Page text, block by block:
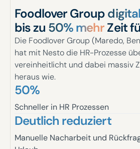
Foodlover Group
bis zu 50% mehrZeit
Die Foodlover Group (Maredo,
hat mit Nesto die HR-Prozesse
vereinheitlicht und dabei massiv
heraus wie.
50%
Schneller in HR Prozessen
Deutlich reduziert
Manuelle Nacharbeit und